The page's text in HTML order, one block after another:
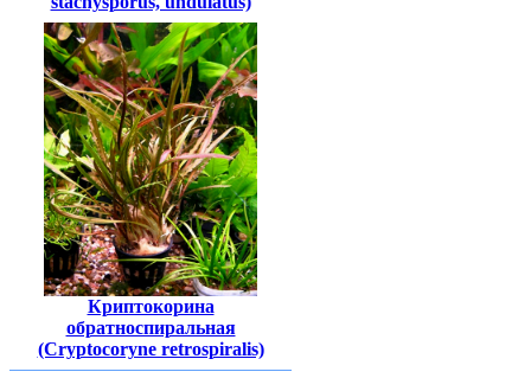
Криптокорина
обратноспиральная
(Cryptocoryne retrospiralis)